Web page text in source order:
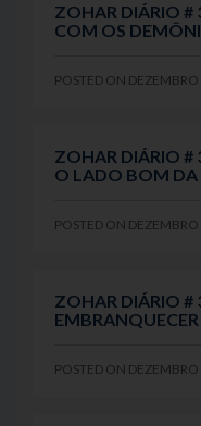
ZOHAR DIÁRIO #
COM OS
POSTED ON
ZOHAR DIÁRIO #
O LADO BOM DA
POSTED ON
ZOHAR DIÁRIO #
POSTED ON